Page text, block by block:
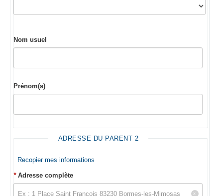
Nom usuel
Prénom(s)
ADRESSE DU PARENT 2
Recopier mes informations
*Adresse complète